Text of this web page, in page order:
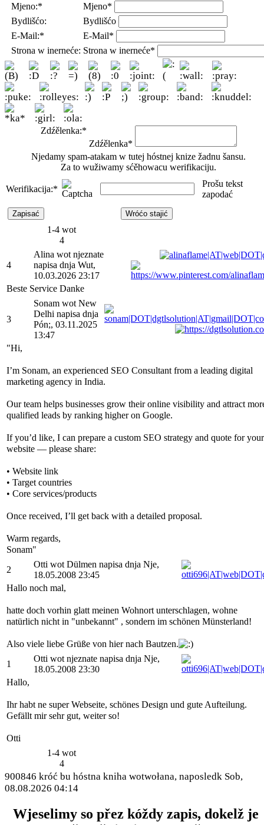
Mjeno:*
Mjeno*
Bydlišćo:
Bydlišćo
E-Mail:*
E-Mail*
Strona w inerneće: Strona w inerneće*
Zdźělenka:*
Zdźělenka*
Njedamy spam-atakam w tutej hóstnej knize žadnu šansu.
Za to wužiwamy sćěhowacu werifikaciju.
Werifikacija:*
Prošu tekst
zapodać
1-4 wot
4
4
Alina wot njeznate
napisa dnja Wut,
10.03.2026 23:17
Beste Service Danke
3
Sonam wot New
Delhi napisa dnja
Pón;, 03.11.2025
13:47
"Hi,
I’m Sonam, an experienced SEO Consultant from a leading digital
marketing agency in India.
Our team helps businesses grow their online visibility and attract
qualified leads by ranking higher on Google.
If you’d like, I can prepare a custom SEO strategy and quote for your
website — please share:
• Website link
• Target countries
• Core services/products
Once received, I’ll get back with a detailed proposal.
Warm regards,
Sonam"
2
Otti wot Dülmen napisa dnja Nje,
18.05.2008 23:45
Hallo noch mal,
hatte doch vorhin glatt meinen Wohnort unterschlagen, wohne
natürlich nicht in "unbekannt" , sondern im schönen Münsterland!
Also viele liebe Grüße von hier nach Bautzen.
1
Otti wot njeznate napisa dnja Nje,
18.05.2008 23:30
Hallo,
Ihr habt ne super Webseite, schönes Design und gute Aufteilung.
Gefällt mir sehr gut, weiter so!
Otti
1-4 wot
4
900846 króć bu hóstna kniha wotwołana, naposledk Sob,
08.08.2026 04:14
Wjeselimy so přez kóždy zapis, dokelž je